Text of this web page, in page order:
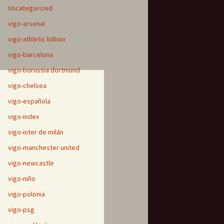
Uncategorized
vigo-arsenal
vigo-athletic bilbao
vigo-barcelona
vigo-borussia dortmund
vigo-chelsea
vigo-española
vigo-index
vigo-inter de milán
vigo-manchester united
vigo-newcastle
vigo-niño
vigo-polonia
vigo-psg